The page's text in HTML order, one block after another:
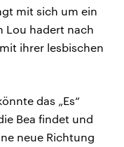
mit sich um ein
Lou hadert nach
ihrer lesbischen
das „Es“
Bea findet und
neue Richtung